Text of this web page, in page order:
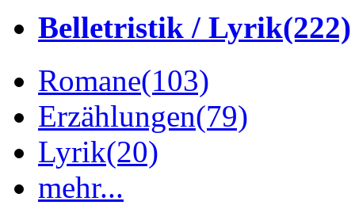
Belletristik / Lyrik(222)
Romane(103)
Erzählungen(79)
Lyrik(20)
mehr...